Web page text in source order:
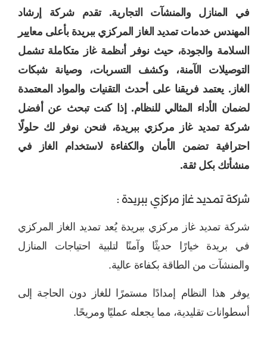
في المنازل والمنشآت التجارية. تقدم شركة إرشاد
المهندس خدمات تمديد الغاز المركزي ببريدة بأعلى معايير
السلامة والجودة، حيث نوفر أنظمة غاز متكاملة تشمل
التوصيلات الآمنة، وكشف التسربات، وصيانة شبكات
الغاز. يعتمد فريقنا على أحدث التقنيات والمواد المعتمدة
لضمان الأداء المثالي للنظام. إذا كنت تبحث عن أفضل
شركة تمديد غاز مركزي ببريدة، فنحن نوفر لك حلولًا
احترافية تضمن الأمان والكفاءة لاستخدام الغاز في
منشأتك بكل ثقة.
شركة تمديد غاز مركزي ببريدة :
شركة تمديد غاز مركزي ببريدة يُعد تمديد الغاز المركزي
في بريدة خيارًا حديثًا وآمنًا لتلبية احتياجات المنازل
والمنشآت من الطاقة بكفاءة عالية.
يوفر هذا النظام إمدادًا مستمرًا للغاز دون الحاجة إلى
أسطوانات تقليدية، مما يجعله عمليًا ومريحًا.